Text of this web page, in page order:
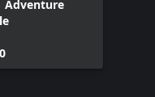
Adventure